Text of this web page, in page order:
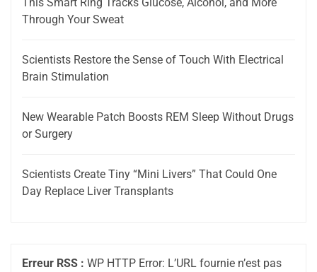
Through Your Sweat
Scientists Restore the Sense of Touch With Electrical
Brain Stimulation
New Wearable Patch Boosts REM Sleep Without Drugs
or Surgery
Scientists Create Tiny “Mini Livers” That Could One
Day Replace Liver Transplants
Erreur RSS : WP HTTP Error: L’URL fournie n’est pas